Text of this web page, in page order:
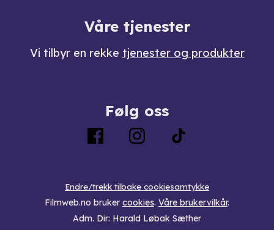
Våre tjenester
Vi tilbyr en rekke tjenester og produkter
Følg oss
Endre/trekk tilbake cookiesamtykke
Filmweb.no bruker cookies. Våre brukervilkår.
Adm. Dir: Harald Løbak Sæther